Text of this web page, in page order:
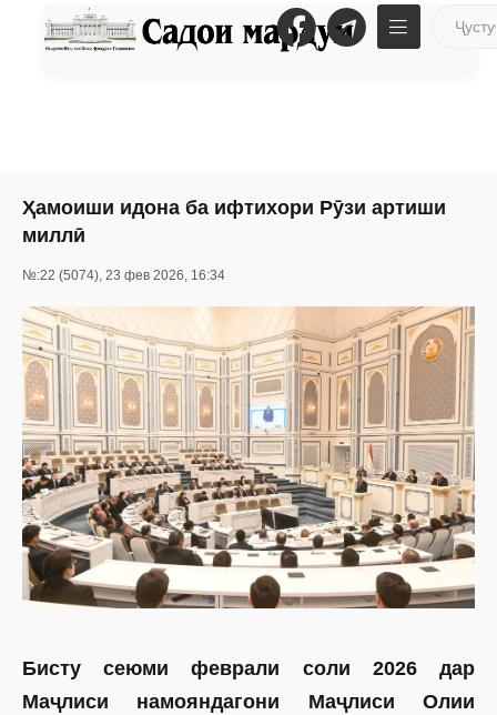
Ҳамоиши идона ба ифтихори Рӯзи артиши
миллӣ
№:22 (5074), 23 фев 2026, 16:34
Бисту сеюми феврали соли 2026 дар
Маҷлиси намояндагони Маҷлиси Олии